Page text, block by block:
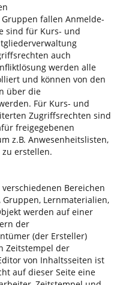
fallen Anmelde-
sind für Kurs- und
auch
werden alle
und können von den
über die
Für Kurs- und
Zugriffsrechten sind
freigegebenen
z.B. Anwesenheitslisten,
erstellen.
Bereichen
Lernmaterialien,
werden auf einer
der
(der Ersteller)
Zeitstempel der
von Inhaltsseiten ist
auf dieser Seite eine